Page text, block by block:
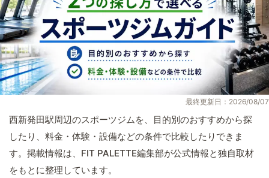
最終更新日：2026/08/07
西新発田駅周辺のスポーツジムを、目的別のおすすめから探
したり、料金・体験・設備などの条件で比較したりできま
す。掲載情報は、FIT PALETTE編集部が公式情報と独自取材
をもとに整理しています。